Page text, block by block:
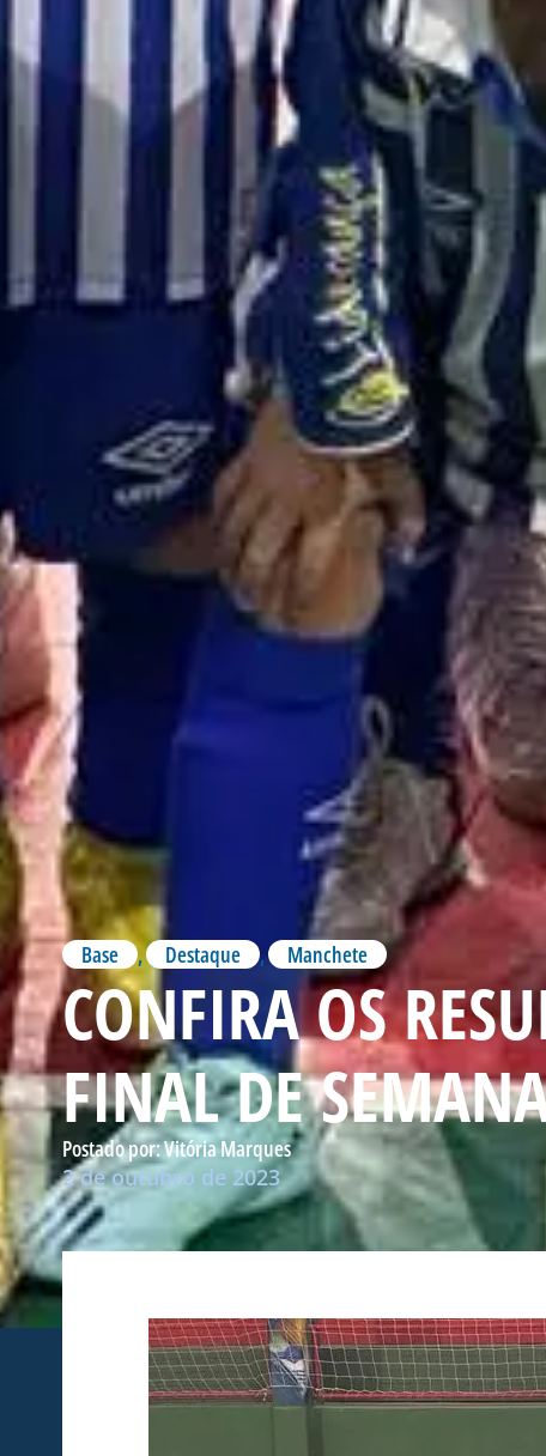
Base , Destaque , Manchete
CONFIRA OS
FINAL DE
Postado por:Vitória Marques
2 de outubro de 2023